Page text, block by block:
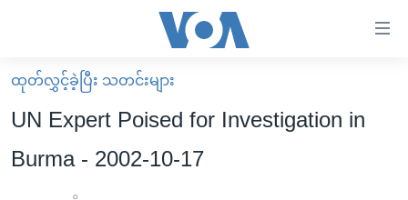
လွယ်ကူ
စေ
သည့်
မူလစာမျက်နှာ
မြန်မာ
ကမ္ဘာ့သတင်းများ
နိုင်ငံတကာ
ထုတ်လွှင့်ခဲ့ပြီး သတင်းများ
UN Expert Poised for Investigation in
Burma - 2002-10-17